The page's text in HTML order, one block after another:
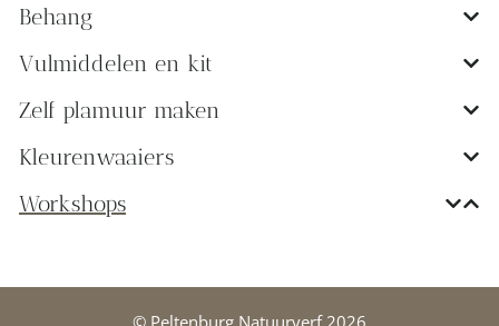
Behang
Vulmiddelen en kit
Zelf plamuur maken
Kleurenwaaiers
Workshops
© Peltenburg Natuurverf 2026